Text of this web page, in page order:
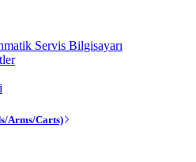
Servis Bilgisayarı
Arms/Carts)